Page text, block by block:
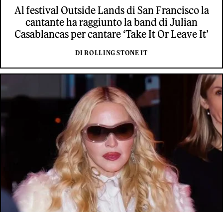
Al festival Outside Lands di San Francisco la
cantante ha raggiunto la band di Julian
Casablancas per cantare ‘Take It Or Leave It’
DI ROLLING STONE IT